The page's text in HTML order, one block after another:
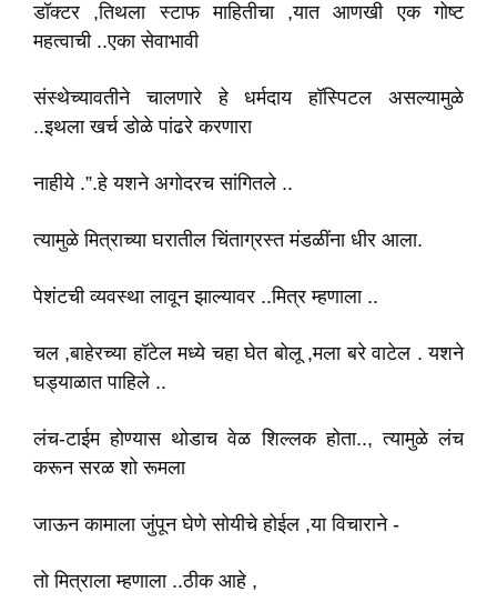
डॉक्टर ,तिथला स्टाफ माहितीचा ,यात आणखी एक गोष्ट
महत्वाची ..एका सेवाभावी
संस्थेच्यावतीने चालणारे हे धर्मदाय हॉस्पिटल असल्यामुळे
..इथला खर्च डोळे पांढरे करणारा
नाहीये .”.हे यशने अगोदरच सांगितले ..
त्यामुळे मित्राच्या घरातील चिंताग्रस्त मंडळींना धीर आला.
पेशंटची व्यवस्था लावून झाल्यावर ..मित्र म्हणाला ..
चल ,बाहेरच्या हॉटेल मध्ये चहा घेत बोलू ,मला बरे वाटेल . यशने
घड्याळात पाहिले ..
लंच-टाईम होण्यास थोडाच वेळ शिल्लक होता.., त्यामुळे लंच
करून सरळ शो रूमला
जाऊन कामाला जुंपून घेणे सोयीचे होईल ,या विचाराने -
तो मित्राला म्हणाला ..ठीक आहे ,